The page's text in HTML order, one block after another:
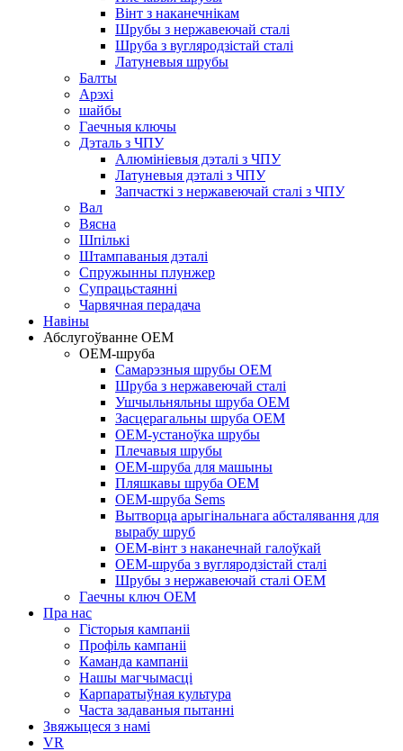
Вінт з наканечнікам
Шрубы з нержавеючай сталі
Шруба з вугляродзістай сталі
Латуневыя шрубы
Балты
Арэхі
шайбы
Гаечныя ключы
Дэталь з ЧПУ
Алюмініевыя дэталі з ЧПУ
Латуневыя дэталі з ЧПУ
Запчасткі з нержавеючай сталі з ЧПУ
Вал
Вясна
Шпількі
Штампаваныя дэталі
Спружынны плунжер
Супрацьстаянні
Чарвячная перадача
Навіны
Абслугоўванне OEM
OEM-шруба
Самарэзныя шрубы OEM
Шруба з нержавеючай сталі
Ушчыльняльны шруба OEM
Засцерагальны шруба OEM
OEM-устаноўка шрубы
Плечавыя шрубы
OEM-шруба для машыны
Пляшкавы шруба OEM
OEM-шруба Sems
Вытворца арыгінальнага абсталявання для
вырабу шруб
OEM-вінт з наканечнай галоўкай
OEM-шруба з вугляродзістай сталі
Шрубы з нержавеючай сталі OEM
Гаечны ключ OEM
Пра нас
Гісторыя кампаніі
Профіль кампаніі
Каманда кампаніі
Нашы магчымасці
Карпаратыўная культура
Часта задаваныя пытанні
Звяжыцеся з намі
VR